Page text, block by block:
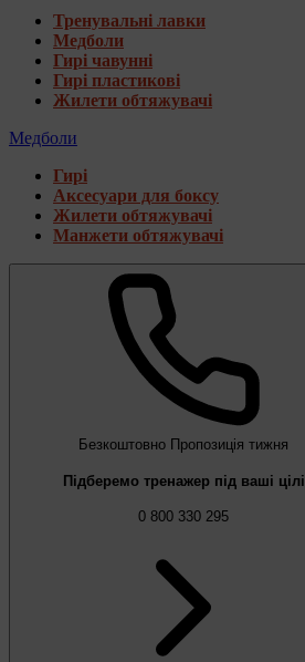
Тренувальні лавки
Медболи
Гирі чавунні
Гирі пластикові
Жилети обтяжувачі
Медболи
Гирі
Аксесуари для боксу
Жилети обтяжувачі
Манжети обтяжувачі
Безкоштовно Пропозиція тижня
Підберемо тренажер під ваші цілі
0 800 330 295